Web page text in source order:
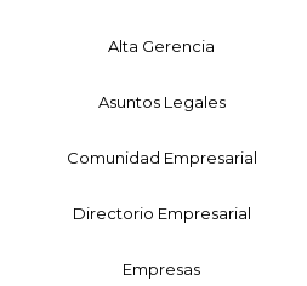
Alta Gerencia
Asuntos Legales
Comunidad Empresarial
Directorio Empresarial
Empresas